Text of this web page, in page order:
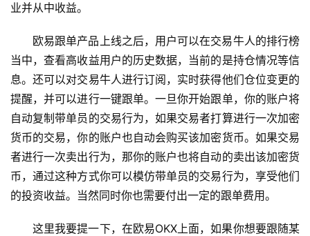
业并从中收益。
欧易跟单产品上线之后，用户可以在交易牛人的排行榜
当中，查看高收益用户的历史数据，当前的是持仓情况等信
息。还可以对交易牛人进行订阅，实时获得他们仓位变更的
提醒，并可以进行一键跟单。一旦你开始跟单，你的账户将
自动复制带单员的交易行为，如果交易者打算进行一次加密
货币的交易，你的账户也自动会购买该加密货币。如果交易
者进行一次卖出行为，那你的账户也将自动的卖出该加密货
币，通过这种方式你可以模仿带单员的交易行为，享受他们
的投资收益。当然同时你也需要付出一定的跟单费用。
这里我要提一下，在欧易OKX上面，如果你想要跟随某